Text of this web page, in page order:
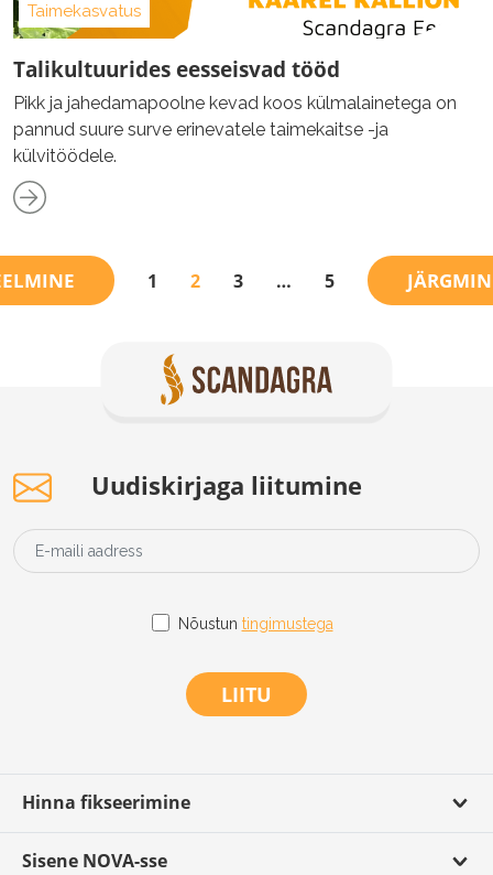
Taimekasvatus
Talikultuurides eesseisvad tööd
Pikk ja jahedamapoolne kevad koos külmalainetega on
pannud suure surve erinevatele taimekaitse -ja
külvitöödele.
1 2 3 … 5
Uudiskirjaga liitumine
Nõustun tingimustega
LIITU
Hinna fikseerimine
Sisene NOVA-sse